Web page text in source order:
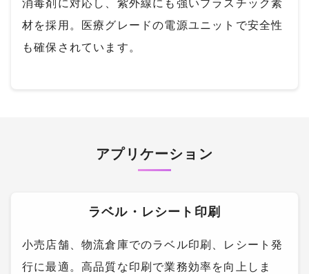
消毒剤に対応し、紫外線にも強いプラスチック素
材を採用。医療グレードの電源ユニットで安全性
も確保されています。
アプリケーション
ラベル・レシート印刷
小売店舗、物流倉庫でのラベル印刷、レシート発
行に最適。高品質な印刷で業務効率を向上しま